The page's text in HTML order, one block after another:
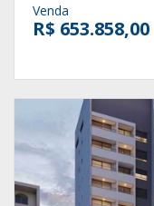
Venda
R$ 653.858,00